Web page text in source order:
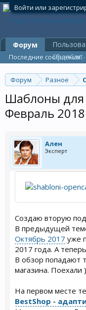
Войти или
Форум Разное
Шаблоны для
Февраль 2018
Ален
Эксперт
Создаю вторую
В предыдущей
Октябрь 2017 уже
2017 года. А
В обзор попадают
магазина. Поехали )
На первом месте
BestShop -
Форум
Последние сообщения